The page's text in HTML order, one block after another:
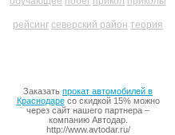
рейсинг северский район теория
Заказать прокат автомобилей в
Краснодаресо скидкой 15% можно
через сайт нашего партнера –
компанию Автодар.
http://www.avtodar.ru/